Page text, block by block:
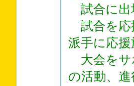
試合に出
試合を応
派手に応
大会をサ
の活動、